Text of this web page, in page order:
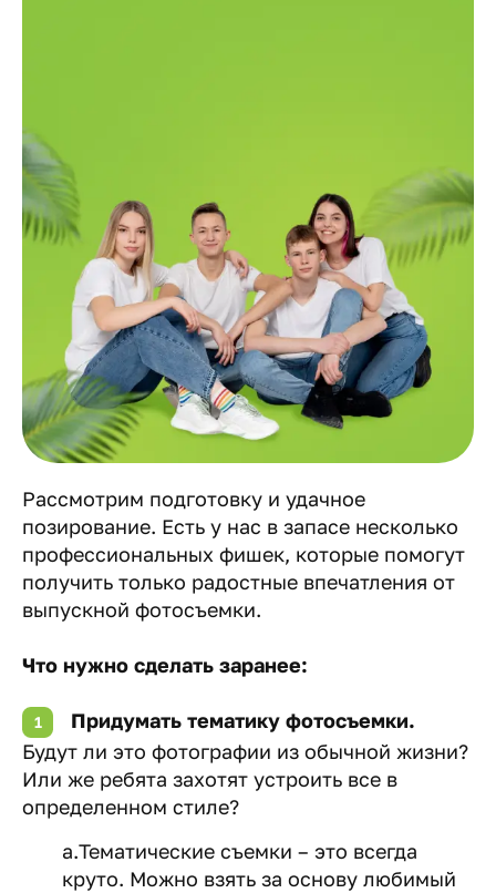
Рассмотрим подготовку и удачное
позирование. Есть у нас в запасе несколько
профессиональных фишек, которые помогут
получить только радостные впечатления от
выпускной фотосъемки.
Что нужно сделать заранее:
Придумать тематику фотосъемки.
Будут ли это фотографии из обычной жизни?
Или же ребята захотят устроить все в
определенном стиле?
a.Тематические съемки – это всегда
круто. Можно взять за основу любимый